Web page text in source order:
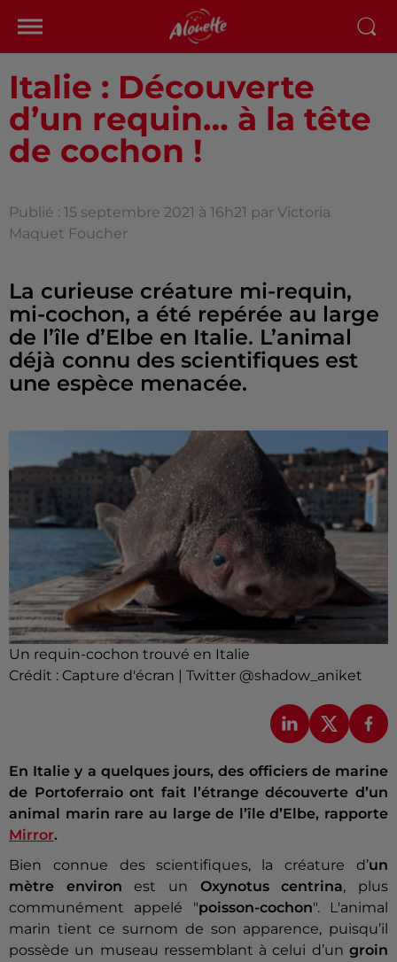
Italie : Découverte
d’un requin… à la tête
de cochon !
Publié : 15 septembre 2021 à 16h21 par Victoria
Maquet Foucher
La curieuse créature mi-requin,
mi-cochon, a été repérée au large
de l’île d’Elbe en Italie. L’animal
déjà connu des scientifiques est
une espèce menacée.
Un requin-cochon trouvé en Italie
Crédit : Capture d'écran | Twitter @shadow_aniket
En Italie y a quelques jours, des officiers de marine
de Portoferraio ont fait l’étrange découverte d’un
animal marin rare au large de l’île d’Elbe, rapporte
Mirror.
Bien connue des scientifiques, la créature d’un
mètre environest un Oxynotus centrina, plus
communément appelé "poisson-cochon". L'animal
marin tient ce surnom de son apparence, puisqu’il
possède un museau ressemblant à celui d’un groin